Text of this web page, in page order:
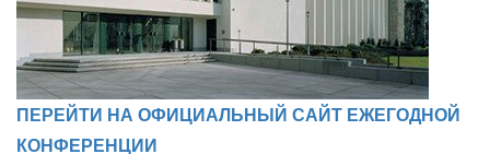
ПЕРЕЙТИ НА ОФИЦИАЛЬНЫЙ САЙТ ЕЖЕГОДНОЙ
КОНФЕРЕНЦИИ